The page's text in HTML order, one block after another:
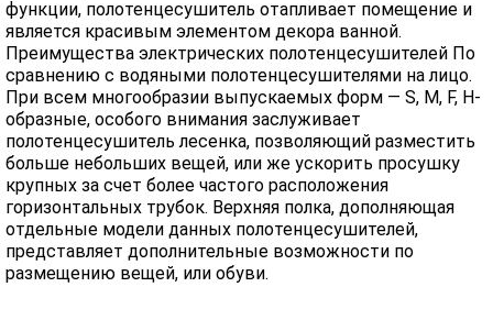
функции, полотенцесушитель отапливает помещение и
является красивым элементом декора ванной.
Преимущества электрических полотенцесушителей По
сравнению с водяными полотенцесушителями на лицо.
При всем многообразии выпускаемых форм — S, M, F, H-
образные, особого внимания заслуживает
полотенцесушитель лесенка, позволяющий разместить
больше небольших вещей, или же ускорить просушку
крупных за счет более частого расположения
горизонтальных трубок. Верхняя полка, дополняющая
отдельные модели данных полотенцесушителей,
представляет дополнительные возможности по
размещению вещей, или обуви.